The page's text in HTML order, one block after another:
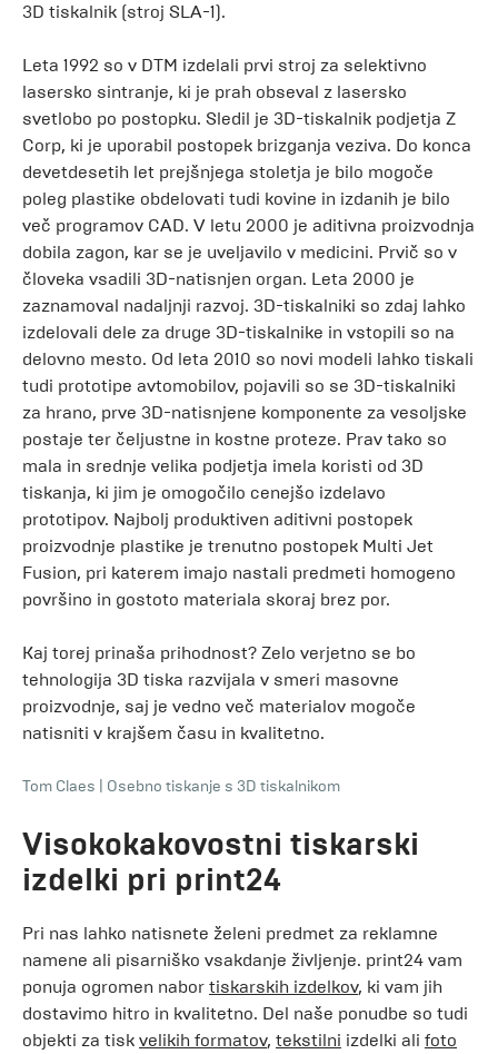
3D tiskalnik (stroj SLA-1).
Leta 1992 so v DTM izdelali prvi stroj za selektivno
lasersko sintranje, ki je prah obseval z lasersko
svetlobo po postopku. Sledil je 3D-tiskalnik podjetja Z
Corp, ki je uporabil postopek brizganja veziva. Do konca
devetdesetih let prejšnjega stoletja je bilo mogoče
poleg plastike obdelovati tudi kovine in izdanih je bilo
več programov CAD. V letu 2000 je aditivna proizvodnja
dobila zagon, kar se je uveljavilo v medicini. Prvič so v
človeka vsadili 3D-natisnjen organ. Leta 2000 je
zaznamoval nadaljnji razvoj. 3D-tiskalniki so zdaj lahko
izdelovali dele za druge 3D-tiskalnike in vstopili so na
delovno mesto. Od leta 2010 so novi modeli lahko tiskali
tudi prototipe avtomobilov, pojavili so se 3D-tiskalniki
za hrano, prve 3D-natisnjene komponente za vesoljske
postaje ter čeljustne in kostne proteze. Prav tako so
mala in srednje velika podjetja imela koristi od 3D
tiskanja, ki jim je omogočilo cenejšo izdelavo
prototipov. Najbolj produktiven aditivni postopek
proizvodnje plastike je trenutno postopek Multi Jet
Fusion, pri katerem imajo nastali predmeti homogeno
površino in gostoto materiala skoraj brez por.
Kaj torej prinaša prihodnost? Zelo verjetno se bo
tehnologija 3D tiska razvijala v smeri masovne
proizvodnje, saj je vedno več materialov mogoče
natisniti v krajšem času in kvalitetno.
Tom Claes Osebno tiskanje s 3D tiskalnikom
Visokokakovostni tiskarski
izdelki pri print24
Pri nas lahko natisnete želeni predmet za reklamne
namene ali pisarniško vsakdanje življenje. print24 vam
ponuja ogromen nabor tiskarskih izdelkov, ki vam jih
dostavimo hitro in kvalitetno. Del naše ponudbe so tudi
objekti za tisk velikih formatov, tekstilni izdelki ali foto